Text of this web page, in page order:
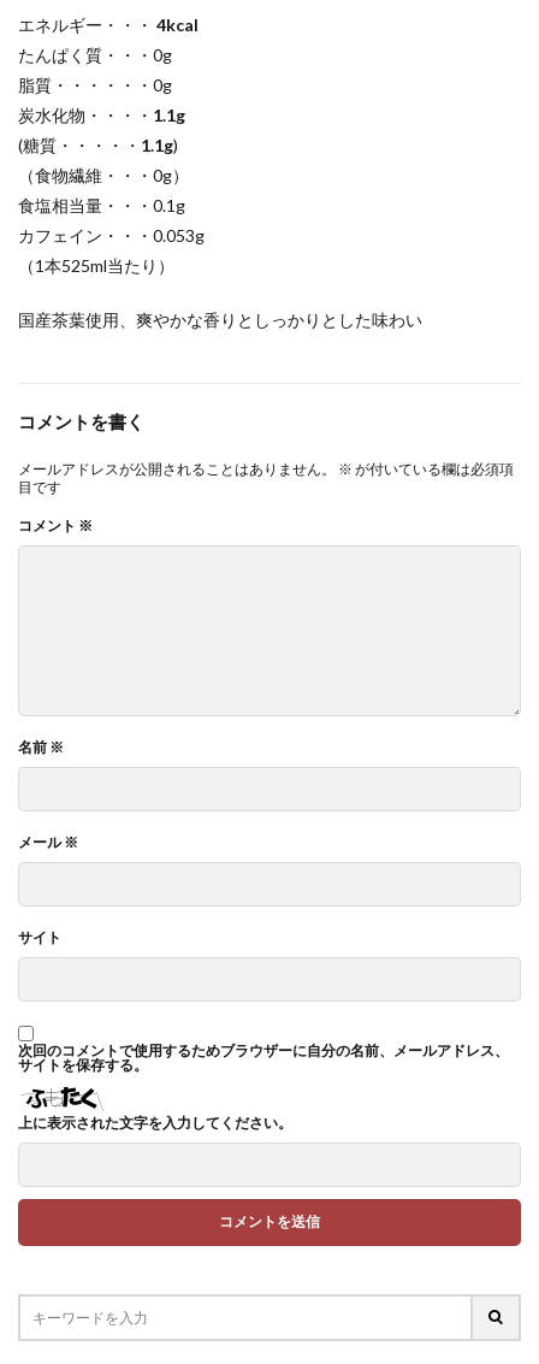
エネルギー・・・ 4kcal
たんぱく質・・・0g
脂質・・・・・・0g
炭水化物・・・・ 1.1g
(糖質・・・・・ 1.1g)
（食物繊維・・・0g）
食塩相当量・・・0.1g
カフェイン・・・0.053g
（1本525ml当たり）
国産茶葉使用、爽やかな香りとしっかりとした味わい
コメントを書く
メールアドレスが公開されることはありません。 ※ が付いている欄は必須項
目です
コメント ※
名前 ※
メール※
サイト
次回のコメントで使用するためブラウザーに自分の名前、メールアドレス、
サイトを保存する。
上に表示された文字を入力してください。